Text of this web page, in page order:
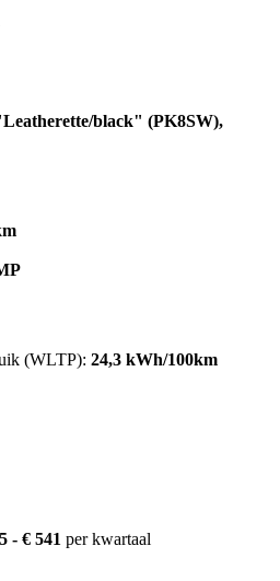
black" (PK8SW),
(WLTP): 24,3 kWh/100km
- € 541 per kwartaal